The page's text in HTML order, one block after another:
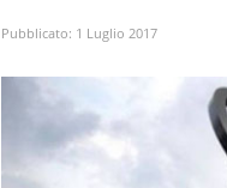
Pubblicato: 1 Luglio 2017